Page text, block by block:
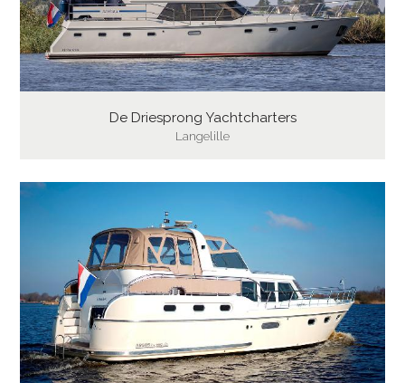
De Driesprong Yachtcharters
Langelille